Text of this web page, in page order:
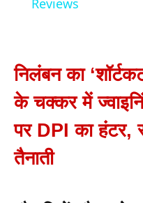
Reviews
निलंबन का
के चक्कर में
पर DPI का हंटर,
तैनाती